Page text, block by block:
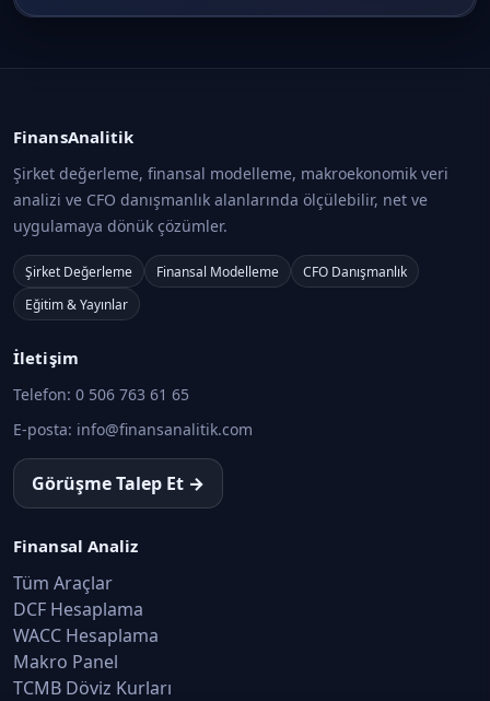
FinansAnalitik
Şirket değerleme, finansal modelleme, makroekonomik veri
analizi ve CFO danışmanlık alanlarında ölçülebilir, net ve
uygulamaya dönük çözümler.
Şirket Değerleme Finansal Modelleme
CFO Danışmanlık
Eğitim & Yayınlar
İletişim
Telefon: 0 506 763 61 65
E-posta: info@finansanalitik.com
Görüşme Talep Et →
Finansal Analiz
Tüm Araçlar
DCF Hesaplama
WACC Hesaplama
Makro Panel
TCMB Döviz Kurları